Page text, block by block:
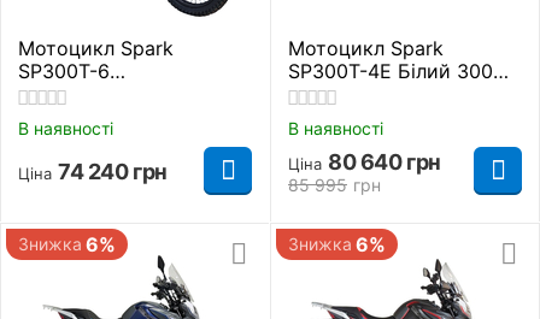
Мотоцикл Spark
SP300T-6
Помаранчевий 300 куб.
см.
В наявності
Ціна 74 240 грн
Мотоцикл Spark
SP300T-4Е Білий 300
куб. см.
В наявності
85 995 грн
Ціна 80 640 грн
Знижка 6% Знижка 6%